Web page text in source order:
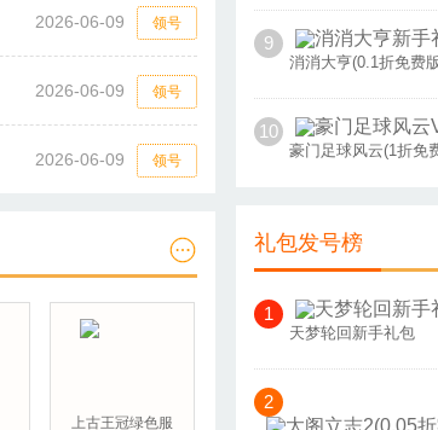
2026-06-09 领号
2026-06-09 领号
2026-06-09 领号
上古王冠绿色服
9
10
礼包发号榜
1
天梦轮回新手礼包
2